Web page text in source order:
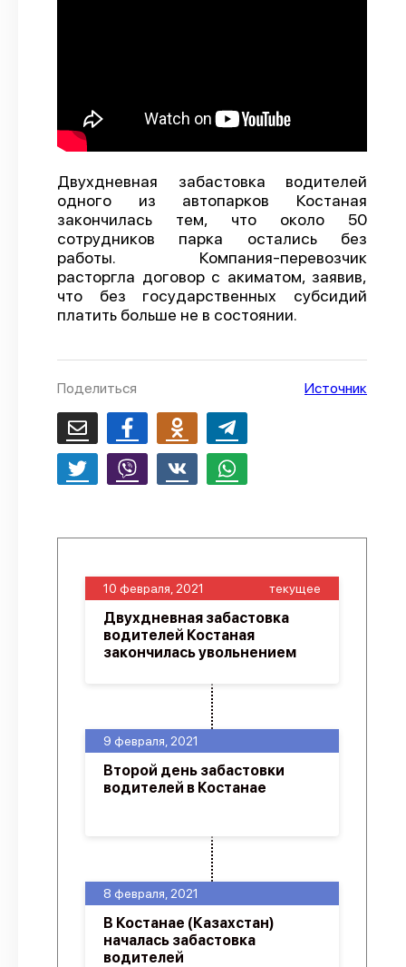
Двухдневная забастовка водителей
одного из автопарков Костаная
закончилась тем, что около 50
сотрудников парка остались без
работы. Компания-перевозчик
расторгла договор с акиматом, заявив,
что без государственных субсидий
платить больше не в состоянии.
Поделиться Источник
8 февраля, 2021
В Костанае (Казахстан)
началась забастовка
водителей
9 февраля, 2021
Второй день забастовки
водителей в Костанае
10 февраля, 2021 текущее
Двухдневная забастовка
водителей Костаная
закончилась увольнением